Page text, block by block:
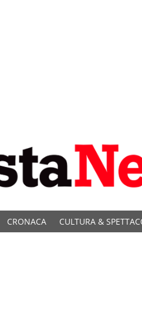
CRONACA CULTURA &